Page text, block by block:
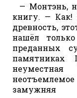
— Монтэнь,
книгу. —
древность,
нашёл
преданных